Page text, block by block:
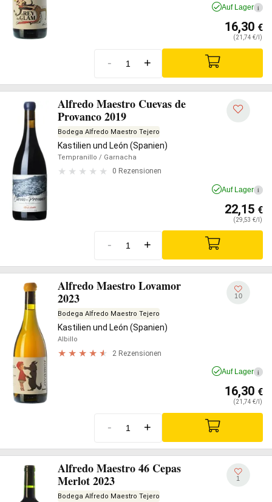
Auf Lager i
16,30 €
(21,74 €/l)
- +
Alfredo Maestro Cuevas de
Provanco 2019
Bodega Alfredo Maestro Tejero
Kastilien und León (Spanien)
Tempranillo / Garnacha
0 Rezensionen
Auf Lager i
22,15 €
(29,53 €/l)
- +
Alfredo Maestro Lovamor
2023
Bodega Alfredo Maestro Tejero
Kastilien und León (Spanien)
Albillo
2 Rezensionen
10
Auf Lager i
16,30 €
(21,74 €/l)
- +
Alfredo Maestro 46 Cepas
Merlot 2023
Bodega Alfredo Maestro Tejero
1